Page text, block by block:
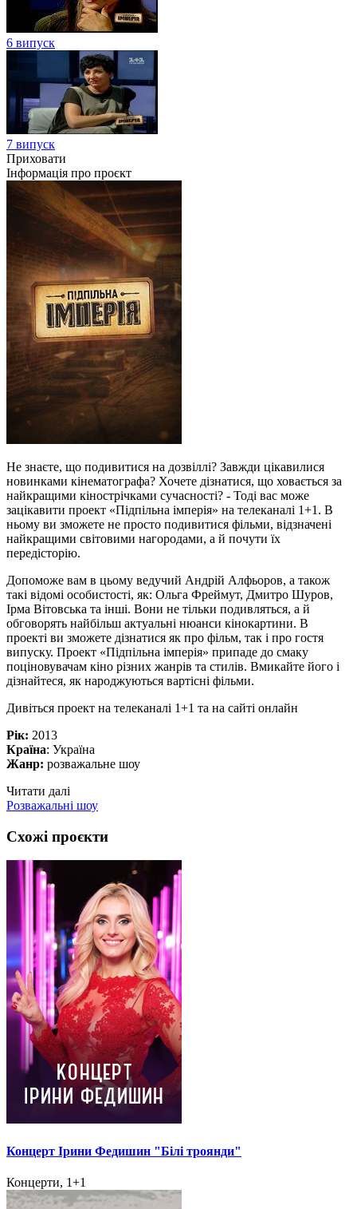
6 випуск
7 випуск
Приховати
Інформація про проєкт
Не знаєте, що подивитися на дозвіллі? Завжди цікавилися
новинками кінематографа? Хочете дізнатися, що ховається за
найкращими кінострічками сучасності? - Тоді вас може
зацікавити проект «Підпільна імперія» на телеканалі 1+1. В
ньому ви зможете не просто подивитися фільми, відзначені
найкращими світовими нагородами, а й почути їх
передісторію.
Допоможе вам в цьому ведучий Андрій Алфьоров, а також
такі відомі особистості, як: Ольга Фреймут, Дмитро Шуров,
Ірма Вітовська та інші. Вони не тільки подивляться, а й
обговорять найбільш актуальні нюанси кінокартини. В
проекті ви зможете дізнатися як про фільм, так і про гостя
випуску. Проект «Підпільна імперія» припаде до смаку
поціновувачам кіно різних жанрів та стилів. Вмикайте його і
дізнайтеся, як народжуються вартісні фільми.
Дивіться проект на телеканалі 1+1 та на сайті онлайн
Рік: 2013
Країна: Україна
Жанр: розважальне шоу
Читати далі
Розважальні шоу
Схожі проєкти
Концерт Ірини Федишин "Білі троянди"
Концерти, 1+1